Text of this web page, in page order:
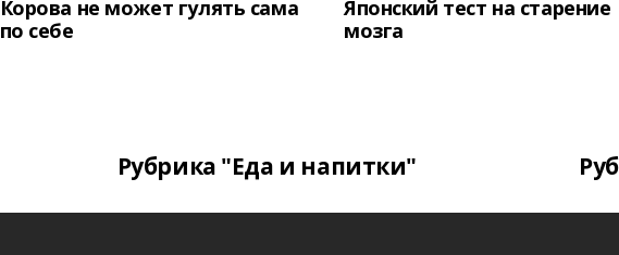
Корова не может гулять сама
по себе
Японский тест на старение
мозга
Рубрика "Еда и напитки"